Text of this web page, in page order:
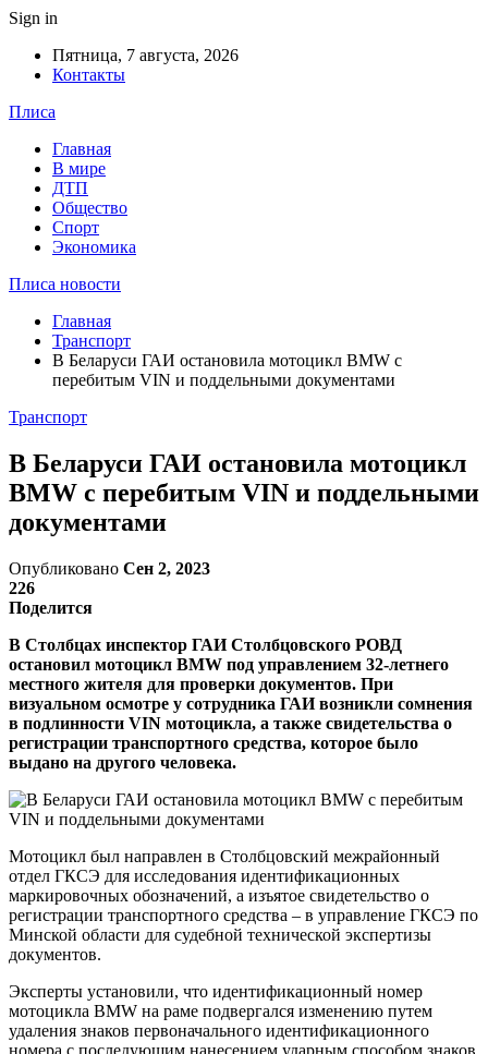
Sign in
Пятница, 7 августа, 2026
Контакты
Плиса
Главная
В мире
ДТП
Общество
Спорт
Экономика
Плиса новости
Главная
Транспорт
В Беларуси ГАИ остановила мотоцикл BMW с
перебитым VIN и поддельными документами
Транспорт
В Беларуси ГАИ остановила мотоцикл
BMW с перебитым VIN и поддельными
документами
Опубликовано Сен 2, 2023
226
Поделится
В Столбцах инспектор ГАИ Столбцовского РОВД
остановил мотоцикл BMW под управлением 32-летнего
местного жителя для проверки документов. При
визуальном осмотре у сотрудника ГАИ возникли сомнения
в подлинности VIN мотоцикла, а также свидетельства о
регистрации транспортного средства, которое было
выдано на другого человека.
Мотоцикл был направлен в Столбцовский межрайонный
отдел ГКСЭ для исследования идентификационных
маркировочных обозначений, а изъятое свидетельство о
регистрации транспортного средства – в управление ГКСЭ по
Минской области для судебной технической экспертизы
документов.
Эксперты установили, что идентификационный номер
мотоцикла BMW на раме подвергался изменению путем
удаления знаков первоначального идентификационного
номера с последующим нанесением ударным способом знаков